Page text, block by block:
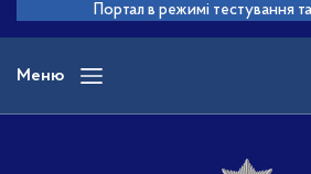
основного
вмісту
Портал в режимі тестування
Меню